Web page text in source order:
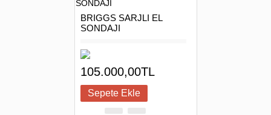
BRIGGS SARJLI EL
SONDAJI
105.000,00TL